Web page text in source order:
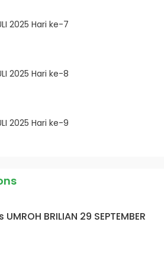
2025 Hari ke-7
2025 Hari ke-8
2025 Hari ke-9
BRILIAN 29 SEPTEMBER